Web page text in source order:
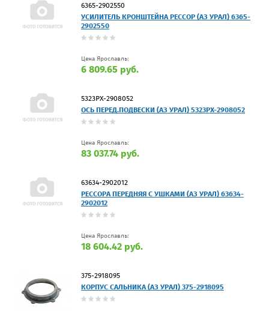
6365-2902550
УСИЛИТЕЛЬ КРОНШТЕЙНА РЕССОР (АЗ УРАЛ) 6365-
2902550
Цена Ярославль:
6 809.65 руб.
5323РХ-2908052
ОСЬ ПЕРЕД.ПОДВЕСКИ (АЗ УРАЛ) 5323РХ-2908052
Цена Ярославль:
83 037.74 руб.
63634-2902012
РЕССОРА ПЕРЕДНЯЯ С УШКАМИ (АЗ УРАЛ) 63634-
2902012
Цена Ярославль:
18 604.42 руб.
375-2918095
КОРПУС САЛЬНИКА (АЗ УРАЛ) 375-2918095